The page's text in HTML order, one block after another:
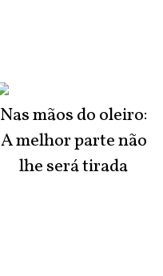
Nas mãos do oleiro:
A melhor parte não
lhe será tirada